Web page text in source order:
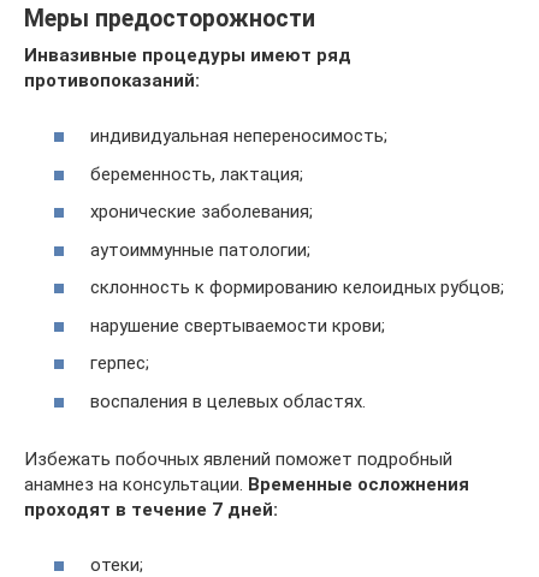
Меры предосторожности
Инвазивные процедуры имеют ряд
противопоказаний:
индивидуальная непереносимость;
беременность, лактация;
хронические заболевания;
аутоиммунные патологии;
склонность к формированию келоидных рубцов;
нарушение свертываемости крови;
герпес;
воспаления в целевых областях.
Избежать побочных явлений поможет подробный
анамнез на консультации. Временные осложнения
проходят в течение 7 дней:
отеки;